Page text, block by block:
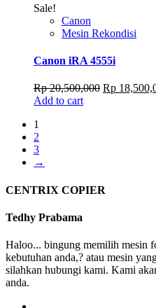
Sale!
Canon
Mesin Rekondisi
Canon iRA 4555i
Rp20,500,000 Original
Rp
Add to cart
1
2
3
→
CENTRIX COPIER
Tedhy Prabama
Haloo... bingung memilih mesin
kebutuhan anda,? atau mesin
silahkan hubungi kami. Kami
anda.